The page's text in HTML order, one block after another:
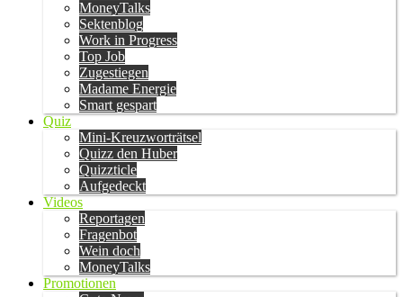
MoneyTalks
Sektenblog
Work in Progress
Top Job
Zugestiegen
Madame Energie
Smart gespart
Quiz
Mini-Kreuzworträtsel
Quizz den Huber
Quizzticle
Aufgedeckt
Videos
Reportagen
Fragenbot
Wein doch
MoneyTalks
Promotionen